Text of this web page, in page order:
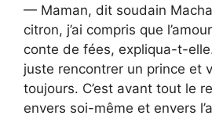
— Maman, dit soudain
citron, j’ai compris que
conte de fées, expliqua-t-
juste rencontrer un prince et
toujours. C’est avant tout le
envers soi-même et envers